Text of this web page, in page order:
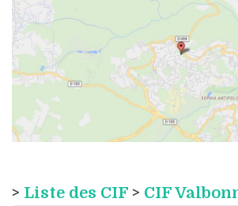
> Liste des CIF > CIF